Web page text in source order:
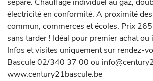
séparé. Chauffage individuel au gaz,
électricité en conformité. A proximité
commun, commerces et écoles. Prix
sans tarder ! Idéal pour premier achat ou
Infos et visites uniquement sur rendez-
Bascule 02/340 37 00 ou
www.century21bascule.be